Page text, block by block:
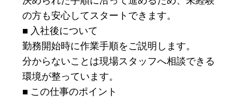
の方も安心してスタートできます。
■ 入社後について
勤務開始時に作業手順をご説明します。
分からないことは現場スタッフへ相談できる
環境が整っています。
■ この仕事のポイント